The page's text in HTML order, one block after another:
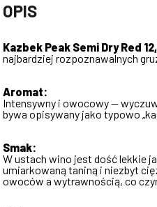
OPIS
Kazbek Peak Semi Dry Red
najbardziej rozpoznawalnych
Aromat:
Intensywny i owocowy —
bywa opisywany jako typowo
Smak:
W ustach wino jest dość lekkie
umiarkowaną taniną i niezbyt
owoców a wytrawnością, co